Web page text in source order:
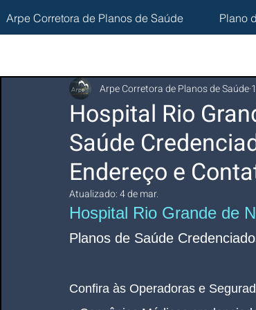
Arpe Corretora de Planos de Saúde Plano
Hospital Rio
Saúde
Endereço e
Arpe Corretora de Planos de Saúde
Atualizado:4 de mar.
Hospital Rio Grande de
Planos de Saúde
Confira às Operadoras e